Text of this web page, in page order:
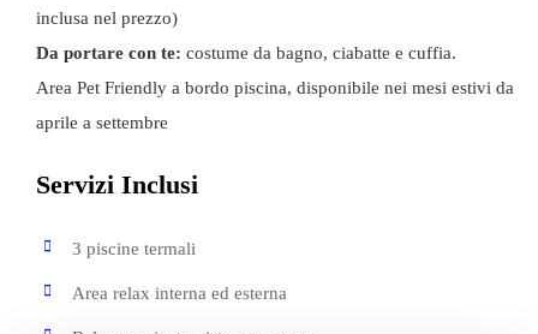
inclusa nel prezzo)
Da portare con te: costume da bagno, ciabatte e cuffia.
Area Pet Friendly a bordo piscina, disponibile nei mesi estivi da
aprile a settembre
Servizi Inclusi
3 piscine termali
Area relax interna ed esterna